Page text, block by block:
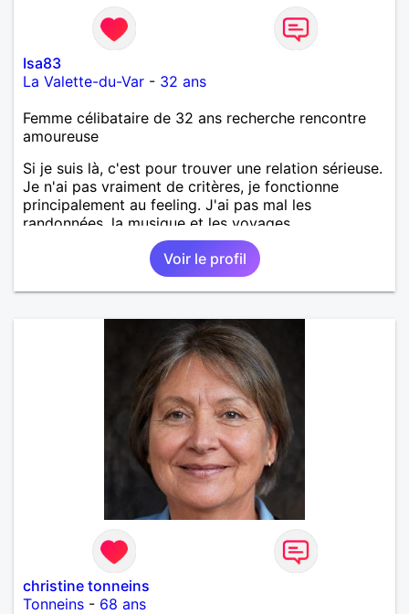
Isa83
La Valette-du-Var - 32 ans
Femme célibataire de 32 ans recherche rencontre
amoureuse
Si je suis là, c'est pour trouver une relation sérieuse.
Je n'ai pas vraiment de critères, je fonctionne
principalement au feeling. J'ai pas mal les
randonnées, la musique et les voyages.
Voir le profil
christine tonneins
Tonneins - 68 ans